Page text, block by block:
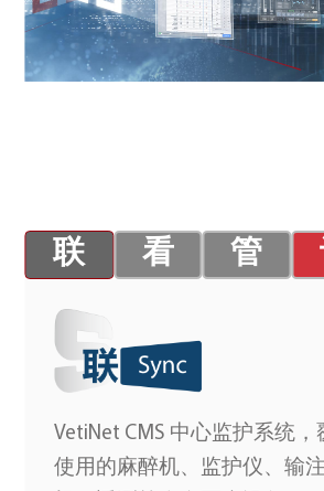
联 看 管
VetiNet CMS 中心监护系统，
使用的麻醉机、监护仪、输